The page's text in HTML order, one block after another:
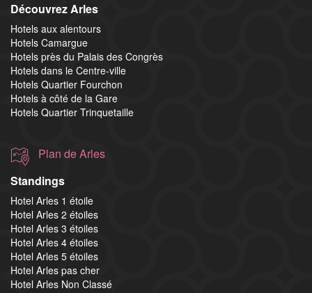
Découvrez Arles
Hotels aux alentours
Hotels Camargue
Hotels près du Palais des Congrès
Hotels dans le Centre-ville
Hotels Quartier Fourchon
Hotels à côté de la Gare
Hotels Quartier Trinquetaille
Plan de Arles
Standings
Hotel Arles 1 étoile
Hotel Arles 2 étoiles
Hotel Arles 3 étoiles
Hotel Arles 4 étoiles
Hotel Arles 5 étoiles
Hotel Arles pas cher
Hotel Arles Non Classé